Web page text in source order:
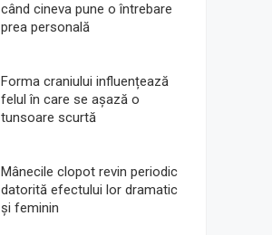
când cineva pune o întrebare
prea personală
Forma craniului influențează
felul în care se așază o
tunsoare scurtă
Mânecile clopot revin periodic
datorită efectului lor dramatic
și feminin